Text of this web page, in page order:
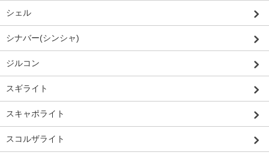
シェル
シナバー(シンシャ)
ジルコン
スギライト
スキャポライト
スコルザライト